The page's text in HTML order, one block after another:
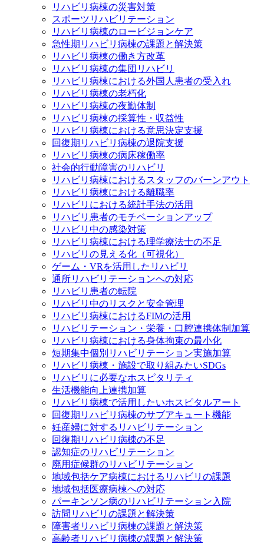
リハビリ病棟の災害対策
スポーツリハビリテーション
リハビリ病棟のロービジョンケア
急性期リハビリ病棟の課題と解決策
リハビリ病棟の働き方改革
リハビリ病棟の集団リハビリ
リハビリ病棟における外国人患者の受入れ
リハビリ病棟の老朽化
リハビリ病棟の夜勤体制
リハビリ病棟の採算性・収益性
リハビリ病棟における意思決定支援
回復期リハビリ病棟の退院支援
リハビリ病棟の病床稼働率
社会的行動障害のリハビリ
リハビリ病棟におけるスタッフのバーンアウト
リハビリ病棟における離職率
リハビリにおける統計手法の活用
リハビリ患者のモチベーションアップ
リハビリ中の感染対策
リハビリ病棟における理学療法士の不足
リハビリの見える化（可視化）
ゲーム・VRを活用したリハビリ
通所リハビリテーションへの対応
リハビリ患者の転院
リハビリ中のリスクと安全管理
リハビリ病棟におけるFIMの活用
リハビリテーション・栄養・口腔連携体制加算
リハビリ病棟における身体拘束の最小化
短期集中個別リハビリテーション実施加算
リハビリ病棟・施設で取り組みたいSDGs
リハビリに必要なホスピタリティ
生活機能向上連携加算
リハビリ病棟で活用したいホスピタルアート
回復期リハビリ病棟のサブアキュート機能
妊産婦に対するリハビリテーション
回復期リハビリ病棟の不足
認知症のリハビリテーション
廃用症候群のリハビリテーション
地域包括ケア病棟におけるリハビリの課題
地域包括医療病棟への対応
パーキンソン病のリハビリテーション入院
訪問リハビリの課題と解決策
障害者リハビリ病棟の課題と解決策
高齢者リハビリ病棟の課題と解決策